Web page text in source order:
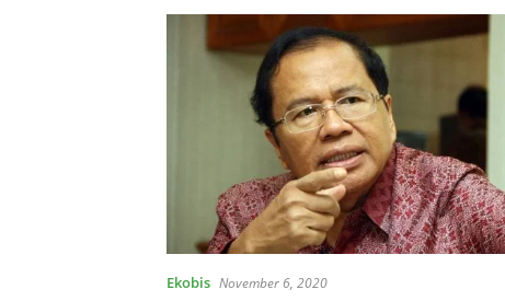
Ekobis November 6, 2020